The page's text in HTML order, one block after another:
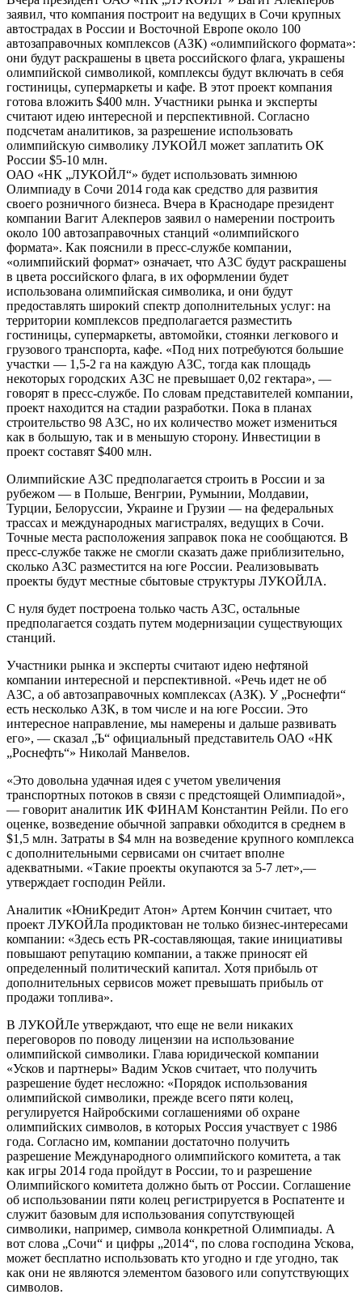
заявил, что компания построит на ведущих в Сочи крупных
автострадах в России и Восточной Европе около 100
автозаправочных комплексов (АЗК) «олимпийского формата»:
они будут раскрашены в цвета российского флага, украшены
олимпийской символикой, комплексы будут включать в себя
гостиницы, супермаркеты и кафе. В этот проект компания
готова вложить $400 млн. Участники рынка и эксперты
считают идею интересной и перспективной. Согласно
подсчетам аналитиков, за разрешение использовать
олимпийскую символику ЛУКОЙЛ может заплатить ОК
России $5-10 млн.
ОАО «НК „ЛУКОЙЛ“» будет использовать зимнюю
Олимпиаду в Сочи 2014 года как средство для развития
своего розничного бизнеса. Вчера в Краснодаре президент
компании Вагит Алекперов заявил о намерении построить
около 100 автозаправочных станций «олимпийского
формата». Как пояснили в пресс-службе компании,
«олимпийский формат» означает, что АЗС будут раскрашены
в цвета российского флага, в их оформлении будет
использована олимпийская символика, и они будут
предоставлять широкий спектр дополнительных услуг: на
территории комплексов предполагается разместить
гостиницы, супермаркеты, автомойки, стоянки легкового и
грузового транспорта, кафе. «Под них потребуются большие
участки — 1,5-2 га на каждую АЗС, тогда как площадь
некоторых городских АЗС не превышает 0,02 гектара», —
говорят в пресс-службе. По словам представителей компании,
проект находится на стадии разработки. Пока в планах
строительство 98 АЗС, но их количество может измениться
как в большую, так и в меньшую сторону. Инвестиции в
проект составят $400 млн.
Олимпийские АЗС предполагается строить в России и за
рубежом — в Польше, Венгрии, Румынии, Молдавии,
Турции, Белоруссии, Украине и Грузии — на федеральных
трассах и международных магистралях, ведущих в Сочи.
Точные места расположения заправок пока не сообщаются. В
пресс-службе также не смогли сказать даже приблизительно,
сколько АЗС разместится на юге России. Реализовывать
проекты будут местные сбытовые структуры ЛУКОЙЛА.
С нуля будет построена только часть АЗС, остальные
предполагается создать путем модернизации существующих
станций.
Участники рынка и эксперты считают идею нефтяной
компании интересной и перспективной. «Речь идет не об
АЗС, а об автозаправочных комплексах (АЗК). У „Роснефти“
есть несколько АЗК, в том числе и на юге России. Это
интересное направление, мы намерены и дальше развивать
его», — сказал „Ъ“ официальный представитель ОАО «НК
„Роснефть“» Николай Манвелов.
«Это довольна удачная идея с учетом увеличения
транспортных потоков в связи с предстоящей Олимпиадой»,
— говорит аналитик ИК ФИНАМ Константин Рейли. По его
оценке, возведение обычной заправки обходится в среднем в
$1,5 млн. Затраты в $4 млн на возведение крупного комплекса
с дополнительными сервисами он считает вполне
адекватными. «Такие проекты окупаются за 5-7 лет»,—
утверждает господин Рейли.
Аналитик «ЮниКредит Атон» Артем Кончин считает, что
проект ЛУКОЙЛа продиктован не только бизнес-интересами
компании: «Здесь есть PR-составляющая, такие инициативы
повышают репутацию компании, а также приносят ей
определенный политический капитал. Хотя прибыль от
дополнительных сервисов может превышать прибыль от
продажи топлива».
В ЛУКОЙЛе утверждают, что еще не вели никаких
переговоров по поводу лицензии на использование
олимпийской символики. Глава юридической компании
«Усков и партнеры» Вадим Усков считает, что получить
разрешение будет несложно: «Порядок использования
олимпийской символики, прежде всего пяти колец,
регулируется Найробскими соглашениями об охране
олимпийских символов, в которых Россия участвует с 1986
года. Согласно им, компании достаточно получить
разрешение Международного олимпийского комитета, а так
как игры 2014 года пройдут в России, то и разрешение
Олимпийского комитета должно быть от России. Соглашение
об использовании пяти колец регистрируется в Роспатенте и
служит базовым для использования сопутствующей
символики, например, символа конкретной Олимпиады. А
вот слова „Сочи“ и цифры „2014“, по слова господина Ускова,
может бесплатно использовать кто угодно и где угодно, так
как они не являются элементом базового или сопутствующих
символов.